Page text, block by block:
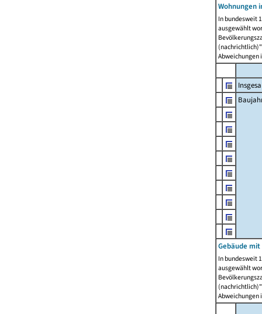
Wohnungen
In bundesweit
ausgewählt
Abweichungen
Gebäude mit
In bundesweit
ausgewählt
Abweichungen